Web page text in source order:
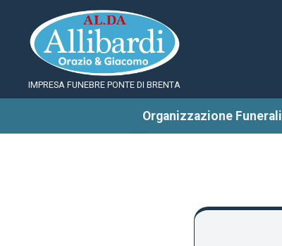
IMPRESA FUNEBRE PONTE DI BRENTA
Organizzazione Funerali